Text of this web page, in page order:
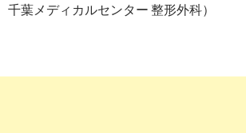
千葉メディカルセンター 整形外科）